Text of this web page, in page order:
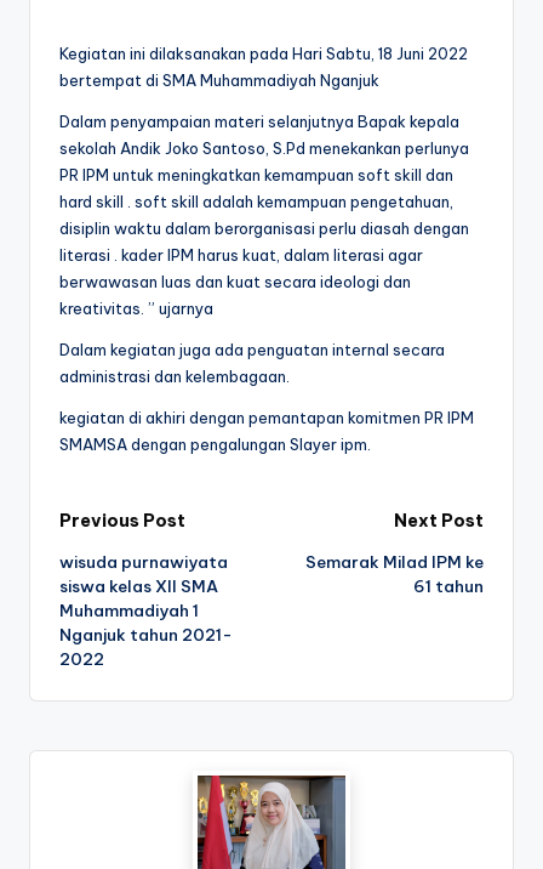
Kegiatan ini dilaksanakan pada Hari Sabtu, 18 Juni 2022
bertempat di SMA Muhammadiyah Nganjuk
Dalam penyampaian materi selanjutnya Bapak kepala
sekolah Andik Joko Santoso, S.Pd menekankan perlunya
PR IPM untuk meningkatkan kemampuan soft skill dan
hard skill . soft skill adalah kemampuan pengetahuan,
disiplin waktu dalam berorganisasi perlu diasah dengan
literasi . kader IPM harus kuat, dalam literasi agar
berwawasan luas dan kuat secara ideologi dan
kreativitas. ” ujarnya
Dalam kegiatan juga ada penguatan internal secara
administrasi dan kelembagaan.
kegiatan di akhiri dengan pemantapan komitmen PR IPM
SMAMSA dengan pengalungan Slayer ipm.
Post
navigation
Previous Post
wisuda purnawiyata
siswa kelas XII SMA
Muhammadiyah 1
Nganjuk tahun 2021-
2022
Next Post
Semarak Milad IPM ke
61 tahun